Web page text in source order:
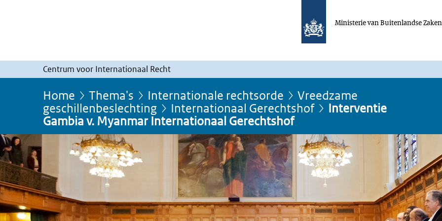
Ministerie van Buitenlandse Zaken
Centrum voor Internationaal Recht
Home Thema's Internationale rechtsorde
Vreedzame
geschillenbeslechting
Internationaal Gerechtshof
Interventie
Gambia v. Myanmar Internationaal Gerechtshof